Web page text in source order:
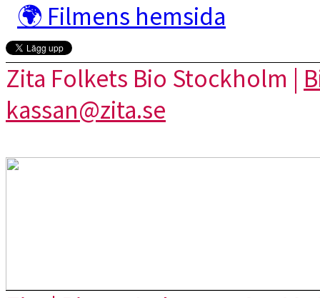
🌍 Filmens hemsida
Zita Folkets Bio Stockholm |
kassan@zita.se